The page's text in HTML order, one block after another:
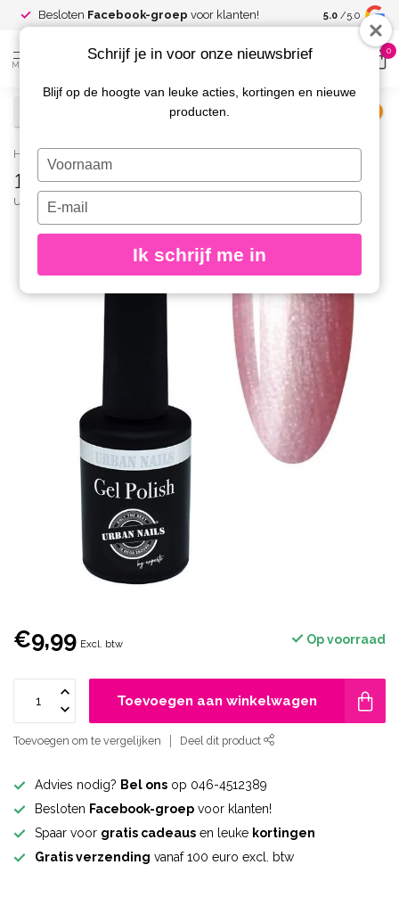
Besloten Facebook-groep voor klanten! Spaar voor
kortingen
5.0 /5.0
MENU
0
Home / 185-A Gelpolish 8 gr.
185-A Gelpolish 8 gr.
URBAN NAILS
€9,99 Excl. btw Op voorraad
Toevoegen aan winkelwagen
Toevoegen om te vergelijken Deel dit product
Advies nodig? Bel ons op 046-4512389
Besloten Facebook-groep voor klanten!
Spaar voor gratis cadeaus en leuke kortingen
Gratis verzending vanaf 100 euro excl. btw
Schrijf je in voor onze nieuwsbrief
Blijf op de hoogte van leuke acties, kortingen en nieuwe
producten.
Typ
je
naam
Typ
je
e-
in
Ik schrijf me in